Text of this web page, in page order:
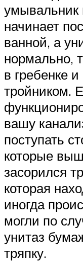
умывальник
начинает
ванной, а
нормально,
в гребенке
тройником.
вашу
поступать
которые
засорился
которая
иногда
могли по
унитаз
тряпку.